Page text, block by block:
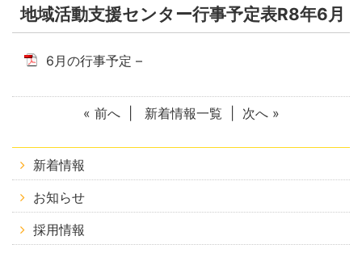
地域活動支援センター行事予定表R8年6月
6月の行事予定 –
« 前へ| 新着情報一覧 次へ»
新着情報
お知らせ
採用情報